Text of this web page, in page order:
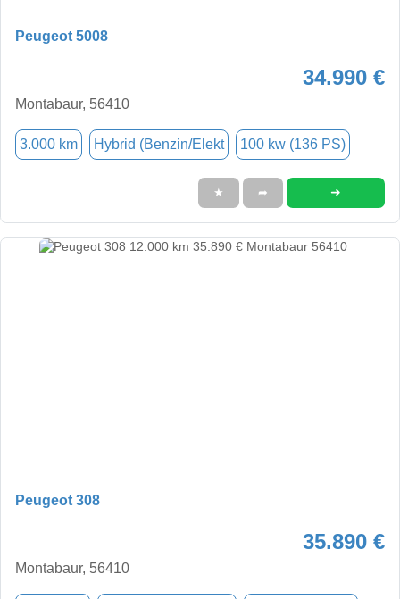
Peugeot 5008
34.990 €
Montabaur, 56410
3.000 km Hybrid (Benzin/Elekt 100 kw (136 PS)
★ ➦ ➜
Peugeot 308
35.890 €
Montabaur, 56410